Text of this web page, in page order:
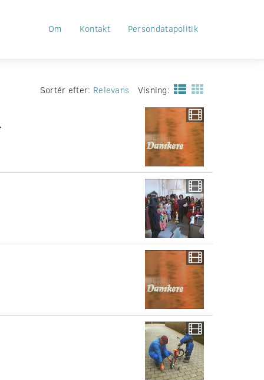
Om Kontakt Persondatapolitik
Sortér efter: Relevans Visning: